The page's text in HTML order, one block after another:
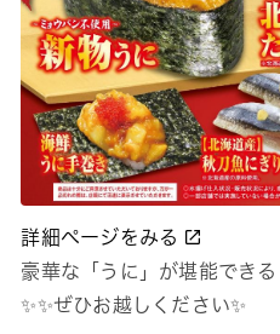
詳細ページをみる
豪華な「うに」が堪能でき
✨✨ぜひお越しください✨